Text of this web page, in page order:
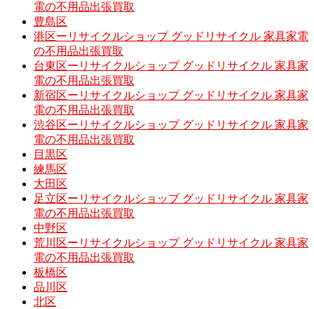
電の不用品出張買取
豊島区
港区ーリサイクルショップ グッドリサイクル 家具家電
の不用品出張買取
台東区ーリサイクルショップ グッドリサイクル 家具家
電の不用品出張買取
新宿区ーリサイクルショップ グッドリサイクル 家具家
電の不用品出張買取
渋谷区ーリサイクルショップ グッドリサイクル 家具家
電の不用品出張買取
目黒区
練馬区
大田区
足立区ーリサイクルショップ グッドリサイクル 家具家
電の不用品出張買取
中野区
荒川区ーリサイクルショップ グッドリサイクル 家具家
電の不用品出張買取
板橋区
品川区
北区